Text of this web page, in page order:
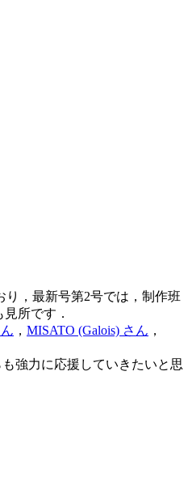
，最新号第2号では，制作班
所です．
， MISATO (Galois) さん ，
強力に応援していきたいと思